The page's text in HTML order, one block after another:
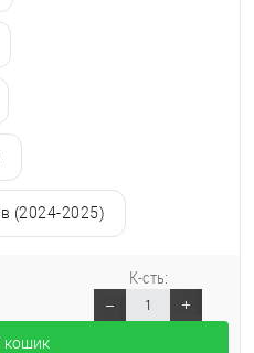
(2024-2025)
кошик
К-сть: